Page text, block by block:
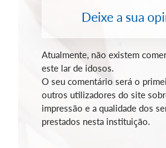
Deixe a sua
Atualmente, não existem
este lar de idosos.
O seu comentário será o
outros utilizadores do site
impressão e a qualidade dos
prestados nesta instituição.